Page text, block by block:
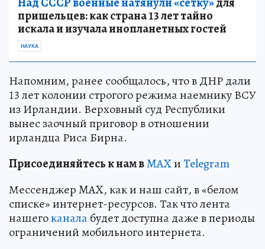
пришельцев: как страна 13 лет тайно
искала и изучала инопланетных гостей
НАУКА
Напомним, ранее сообщалось, что в ДНР дали
13 лет колонии строгого режима наемнику ВСУ
из Ирландии. Верховный суд Республики
вынес заочный приговор в отношении
ирландца Риса Бирна.
Присоединяйтесь к нам вMAXиTelegram
Мессенджер MAX, как и наш сайт, в «белом
списке» интернет-ресурсов. Так что лента
нашегоканалабудет доступна даже в периоды
ограничений мобильного интернета.